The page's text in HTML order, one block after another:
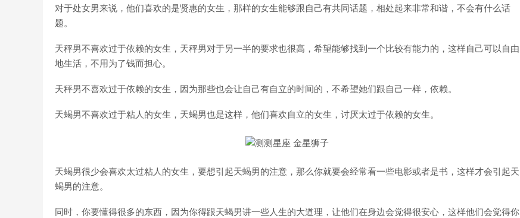
对于处女男来说，他们喜欢的是贤惠的女生，那样的女生能够跟自己有共同话题，相处起来非常和谐，不会有什么话
题。
天秤男不喜欢过于依赖的女生，天秤男对于另一半的要求也很高，希望能够找到一个比较有能力的，这样自己可以自由
地生活，不用为了钱而担心。
天秤男不喜欢过于依赖的女生，因为那些也会让自己有自立的时间的，不希望她们跟自己一样，依赖。
天蝎男不喜欢过于粘人的女生，天蝎男也是这样，他们喜欢自立的女生，讨厌太过于依赖的女生。
天蝎男很少会喜欢太过粘人的女生，要想引起天蝎男的注意，那么你就要会经常看一些电影或者是书，这样才会引起天
蝎男的注意。
同时，你要懂得很多的东西，因为你得跟天蝎男讲一些人生的大道理，让他们在身边会觉得很安心，这样他们会觉得你